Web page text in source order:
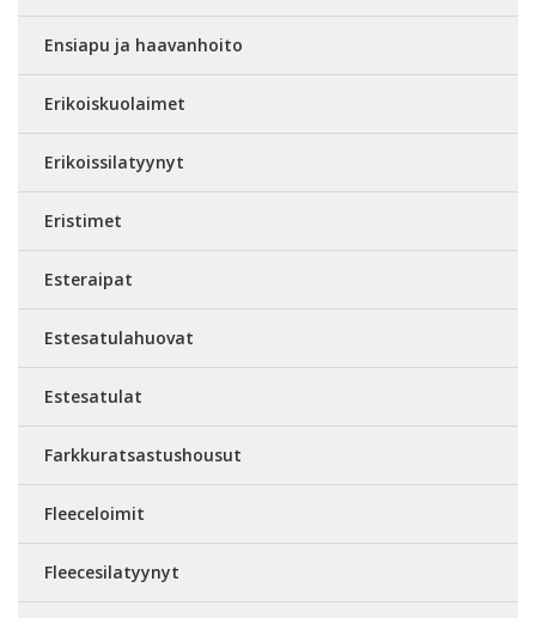
Ensiapu ja haavanhoito
Erikoiskuolaimet
Erikoissilatyynyt
Eristimet
Esteraipat
Estesatulahuovat
Estesatulat
Farkkuratsastushousut
Fleeceloimit
Fleecesilatyynyt